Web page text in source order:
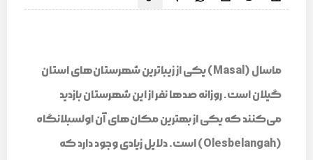
ماسال (Masal) یکی از زیباترین شهرستان‌های استان
گیلان است. روزانه صدها نفر از این شهرستان بازدید
می‌کنند که یکی از بهترین مکان‌های آن اولسبلانگاه
(Olesbelangah) است. دلایل زیادی وجود دارد که